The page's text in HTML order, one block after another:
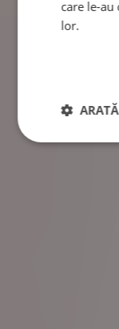
care le-
lor.